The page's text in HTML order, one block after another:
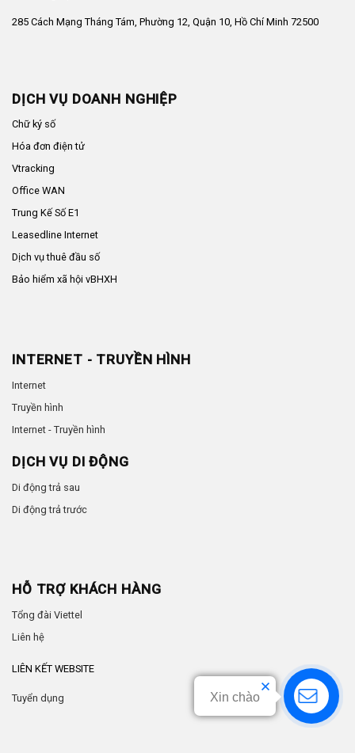
285 Cách Mạng Tháng Tám, Phường 12, Quận 10, Hồ Chí Minh 72500
DỊCH VỤ DOANH NGHIỆP
Chữ ký số
Hóa đơn điện tử
Vtracking
Office WAN
Trung Kế Số E1
Leasedline Internet
Dịch vụ thuê đầu số
Bảo hiểm xã hội vBHXH
INTERNET - TRUYỀN HÌNH
Internet
Truyền hình
Internet - Truyền hình
DỊCH VỤ DI ĐỘNG
Di động trả sau
Di động trả trước
HỖ TRỢ KHÁCH HÀNG
Tổng đài Viettel
Liên hệ
LIÊN KẾT WEBSITE
Tuyển dụng Xin chào